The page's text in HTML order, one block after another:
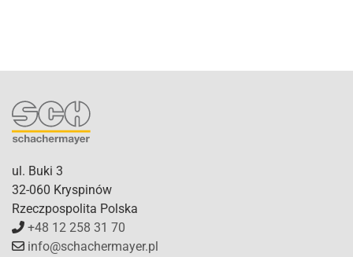
ul. Buki 3
32-060 Kryspinów
Rzeczpospolita Polska
+48 12 258 31 70
info@schachermayer.pl